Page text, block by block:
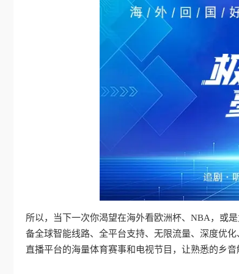
所以，当下一次你渴望在海外看欧洲杯、NBA，或
备全球智能线路、全平台支持、无限流量、深度优
直播平台的海量体育赛事和电视节目，让熟悉的乡